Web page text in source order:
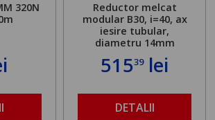
320N
Reductor melcat
modular B30, i=40, ax
iesire tubular,
diametru 14mm
51539lei
DETALII